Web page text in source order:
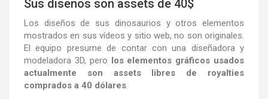
Sus diseños son assets de 40$
Los diseños de sus dinosaurios y otros elementos
mostrados en sus vídeos y sitio web, no son originales.
El equipo presume de contar con una diseñadora y
modeladora 3D, pero los elementos gráficos usados
actualmente son assets libres de royalties
comprados a 40 dólares.